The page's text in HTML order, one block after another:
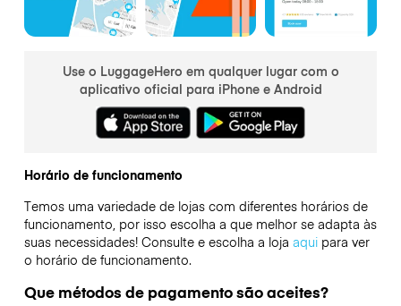
Use o LuggageHero em qualquer lugar com o
aplicativo oficial para iPhone e Android
Horário de funcionamento
Temos uma variedade de lojas com diferentes horários de
funcionamento, por isso escolha a que melhor se adapta às
suas necessidades! Consulte e escolha a loja aquipara ver
o horário de funcionamento.
Que métodos de pagamento são aceites?